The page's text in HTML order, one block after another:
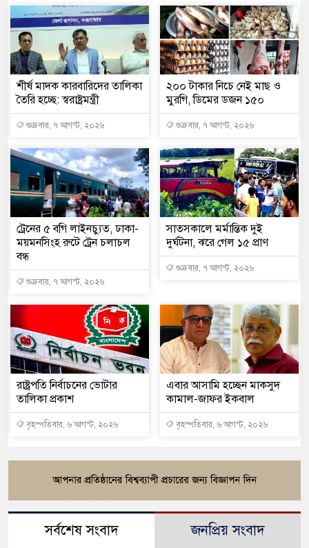
শীর্ষ মাদক কারবারিদের তালিকা
তৈরি হচ্ছে: স্বরাষ্ট্রমন্ত্রী
শুক্রবার, ৭ আগস্ট, ২০২৬
২০০ টাকার নিচে নেই মাছ ও
মুরগি, ডিমের ডজন ১৫০
শুক্রবার, ৭ আগস্ট, ২০২৬
ট্রেনের ৫ বগি লাইনচ্যুত, ঢাকা-
ময়মনসিংহ রুটে ট্রেন চলাচল
বন্ধ
শুক্রবার, ৭ আগস্ট, ২০২৬
সাতসকালে মর্মান্তিক দুই
দুর্ঘটনা, ঝরে গেল ১৫ প্রাণ
শুক্রবার, ৭ আগস্ট, ২০২৬
রাষ্ট্রপতি নির্বাচনের ভোটার
তালিকা প্রকাশ
বৃহস্পতিবার, ৬ আগস্ট, ২০২৬
এবার আসামি হচ্ছেন মাকসুদ
কামাল-জাফর ইকবাল
বৃহস্পতিবার, ৬ আগস্ট, ২০২৬
সর্বশেষ সংবাদ জনপ্রিয় সংবাদ